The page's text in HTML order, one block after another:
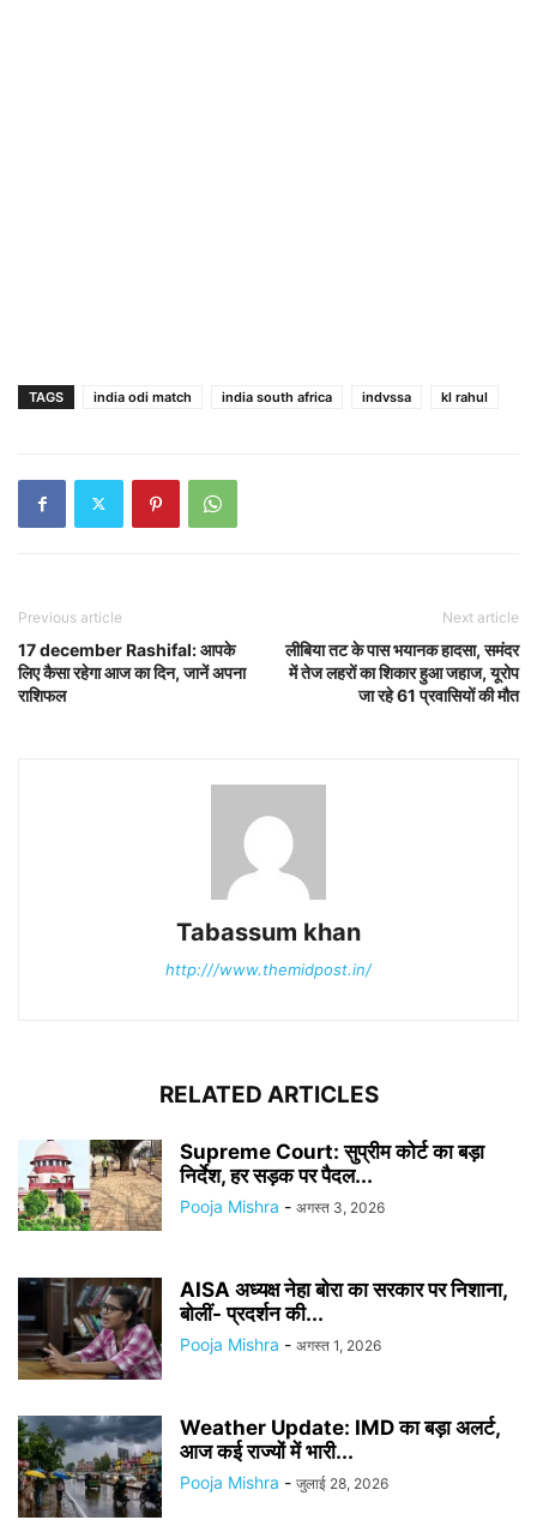
TAGS india odi match india south africa indvssa kl rahul
Previous article
17 december Rashifal: आपके
लिए कैसा रहेगा आज का दिन, जानें अपना
राशिफल
Next article
लीबिया तट के पास भयानक हादसा, समंदर
में तेज लहरों का शिकार हुआ जहाज, यूरोप
जा रहे 61 प्रवासियों की मौत
Tabassum khan
http:///www.themidpost.in/
RELATED ARTICLES
Supreme Court: सुप्रीम कोर्ट का बड़ा
निर्देश, हर सड़क पर पैदल...
Pooja Mishra - अगस्त 3, 2026
AISA अध्यक्ष नेहा बोरा का सरकार पर निशाना,
बोलीं- प्रदर्शन की...
Pooja Mishra - अगस्त 1, 2026
Weather Update: IMD का बड़ा अलर्ट,
आज कई राज्यों में भारी...
Pooja Mishra - जुलाई 28, 2026